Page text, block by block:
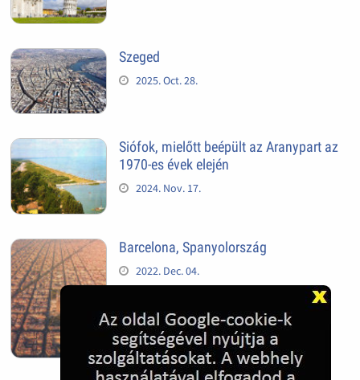
Szeged
2025. Oct. 28.
Siófok, mielőtt beépült az Aranypart az
1970-es évek elején
2024. Nov. 17.
Barcelona, Spanyolország
2022. Dec. 04.